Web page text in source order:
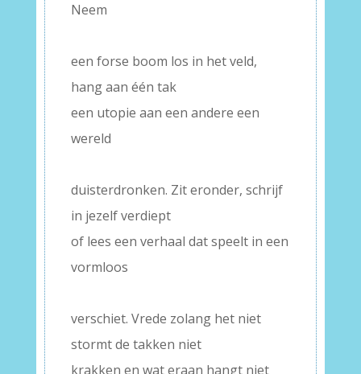
Neem
een forse boom los in het veld,
hang aan één tak
een utopie aan een andere een
wereld
duisterdronken. Zit eronder, schrijf
in jezelf verdiept
of lees een verhaal dat speelt in een
vormloos
verschiet. Vrede zolang het niet
stormt de takken niet
krakken en wat eraan hangt niet